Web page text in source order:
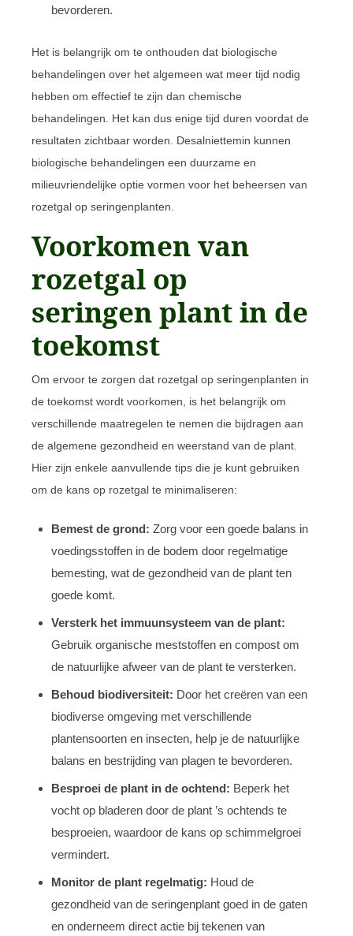
bevorderen.
Het is belangrijk om te onthouden dat biologische
behandelingen over het algemeen wat meer tijd nodig
hebben om effectief te zijn dan chemische
behandelingen. Het kan dus enige tijd duren voordat de
resultaten zichtbaar worden. Desalniettemin kunnen
biologische behandelingen een duurzame en
milieuvriendelijke optie vormen voor het beheersen van
rozetgal op seringenplanten.
Voorkomen van
rozetgal op
seringen plant in de
toekomst
Om ervoor te zorgen dat rozetgal op seringenplanten in
de toekomst wordt voorkomen, is het belangrijk om
verschillende maatregelen te nemen die bijdragen aan
de algemene gezondheid en weerstand van de plant.
Hier zijn enkele aanvullende tips die je kunt gebruiken
om de kans op rozetgal te minimaliseren:
Bemest de grond: Zorg voor een goede balans in
voedingsstoffen in de bodem door regelmatige
bemesting, wat de gezondheid van de plant ten
goede komt.
Versterk het immuunsysteem van de plant:
Gebruik organische meststoffen en compost om
de natuurlijke afweer van de plant te versterken.
Behoud biodiversiteit: Door het creëren van een
biodiverse omgeving met verschillende
plantensoorten en insecten, help je de natuurlijke
balans en bestrijding van plagen te bevorderen.
Besproei de plant in de ochtend: Beperk het
vocht op bladeren door de plant ’s ochtends te
besproeien, waardoor de kans op schimmelgroei
vermindert.
Monitor de plant regelmatig: Houd de
gezondheid van de seringenplant goed in de gaten
en onderneem direct actie bij tekenen van